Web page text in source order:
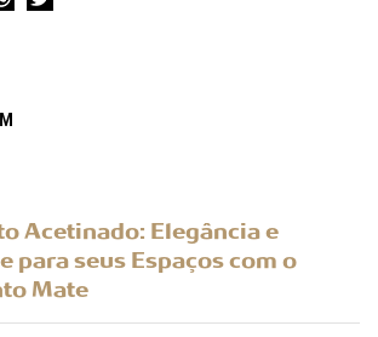
Acetinado: Elegância e
para seus Espaços com o
Mate